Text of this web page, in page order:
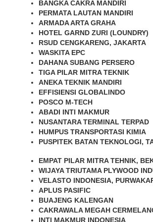
BANGKA CAKRA MANDIRI
PERMATA LAUTAN MANDIRI
ARMADA ARTA GRAHA
HOTEL GARND ZURI (LOUNDRY)
RSUD CENGKARENG, JAKARTA
WASKITA EPC
DAHANA SUBANG PERSERO
TIGA PILAR MITRA TEKNIK
ANEKA TEKNIK MANDIRI
EFFISIENSI GLOBALINDO
POSCO M-TECH
ABADI INTI MAKMUR
NUSANTARA TERMINAL TERPAD
HUMPUS TRANSPORTASI KIMIA
PUSPITEK BATAN TEKNOLOGI,
EMPAT PILAR MITRA TEHNIK,
WIJAYA TRIUTAMA PLYWOOD
VELASTO INDONESIA,
APLUS PASIFIC
BUAJENG KALENGAN
CAKRAWALA MEGAH
INTI MAKMUR INDONESIA